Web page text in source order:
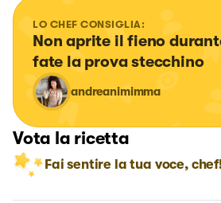
LO CHEF CONSIGLIA:
Non aprite il fieno
fate la prova stecchino
andreanimimma
Vota la ricetta
Fai sentire la tua voce,